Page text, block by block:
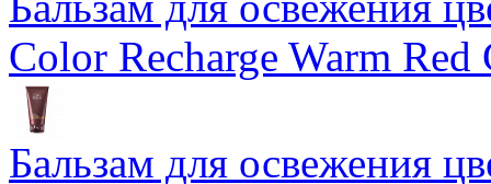
Color Recharge Warm
Бальзам для освежения